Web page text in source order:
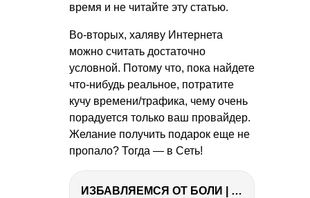
время и не читайте эту статью.
Во-вторых, халяву Интернета
можно считать достаточно
условной. Потому что, пока найдете
что-нибудь реальное, потратите
кучу времени/трафика, чему очень
порадуется только ваш провайдер.
Желание получить подарок еще не
пропало? Тогда — в Сеть!
ИЗБАВЛЯЕМСЯ ОТ БОЛИ | Важность режима и питания